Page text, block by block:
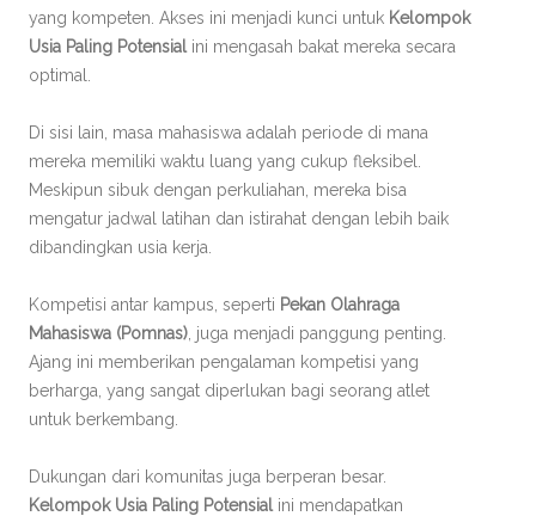
yang kompeten. Akses ini menjadi kunci untuk Kelompok
Usia Paling Potensial ini mengasah bakat mereka secara
optimal.
Di sisi lain, masa mahasiswa adalah periode di mana
mereka memiliki waktu luang yang cukup fleksibel.
Meskipun sibuk dengan perkuliahan, mereka bisa
mengatur jadwal latihan dan istirahat dengan lebih baik
dibandingkan usia kerja.
Kompetisi antar kampus, seperti Pekan Olahraga
Mahasiswa (Pomnas) , juga menjadi panggung penting.
Ajang ini memberikan pengalaman kompetisi yang
berharga, yang sangat diperlukan bagi seorang atlet
untuk berkembang.
Dukungan dari komunitas juga berperan besar.
Kelompok Usia Paling Potensial ini mendapatkan